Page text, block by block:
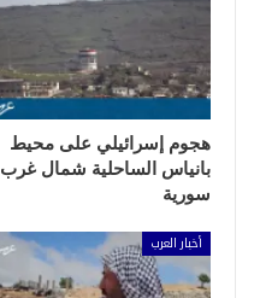
هجوم إسرائيلي على محيط
بانياس الساحلية شمال غرب
سورية
أخبار العرب